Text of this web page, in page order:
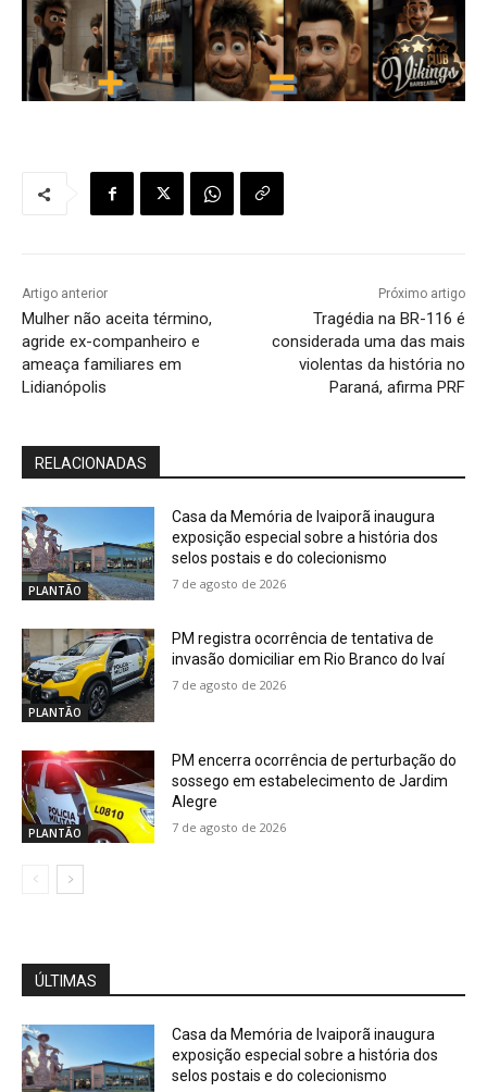
Artigo anterior
Mulher não aceita término,
agride ex-companheiro e
ameaça familiares em
Lidianópolis
Próximo artigo
Tragédia na BR-116 é
considerada uma das mais
violentas da história no
Paraná, afirma PRF
RELACIONADAS
PLANTÃO
Casa da Memória de Ivaiporã inaugura
exposição especial sobre a história dos
selos postais e do colecionismo
7 de agosto de 2026
PLANTÃO
PM registra ocorrência de tentativa de
invasão domiciliar em Rio Branco do Ivaí
7 de agosto de 2026
PLANTÃO
PM encerra ocorrência de perturbação do
sossego em estabelecimento de Jardim
Alegre
7 de agosto de 2026
ÚLTIMAS
Casa da Memória de Ivaiporã inaugura
exposição especial sobre a história dos
selos postais e do colecionismo